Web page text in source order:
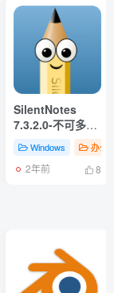
SilentNotes
7.3.2.0-不可多得
的笔记应用 既实
用又尊重隐私
Windows 办公
2年前 8